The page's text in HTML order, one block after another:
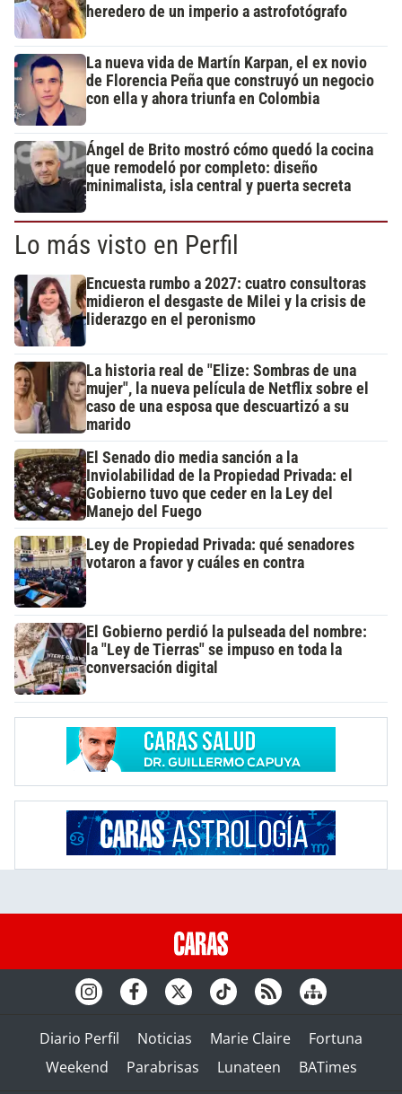
heredero de un imperio a astrofotógrafo
La nueva vida de Martín Karpan, el ex novio
de Florencia Peña que construyó un negocio
con ella y ahora triunfa en Colombia
Ángel de Brito mostró cómo quedó la cocina
que remodeló por completo: diseño
minimalista, isla central y puerta secreta
Lo más visto en Perfil
Encuesta rumbo a 2027: cuatro consultoras
midieron el desgaste de Milei y la crisis de
liderazgo en el peronismo
La historia real de "Elize: Sombras de una
mujer", la nueva película de Netflix sobre el
caso de una esposa que descuartizó a su
marido
El Senado dio media sanción a la
Inviolabilidad de la Propiedad Privada: el
Gobierno tuvo que ceder en la Ley del
Manejo del Fuego
Ley de Propiedad Privada: qué senadores
votaron a favor y cuáles en contra
El Gobierno perdió la pulseada del nombre:
la "Ley de Tierras" se impuso en toda la
conversación digital
Diario Perfil Noticias Marie Claire
Fortuna
Weekend
Parabrisas Lunateen BATimes